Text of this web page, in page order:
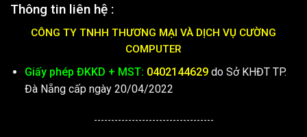
Thông tin liên hệ :
CÔNG TY TNHH THƯƠNG MẠI VÀ DỊCH VỤ CƯỜNG
COMPUTER
Giấy phép ĐKKD + MST: 0402144629do Sở KHĐT TP.
Đà Nẵng cấp ngày 20/04/2022
-----------------------------------